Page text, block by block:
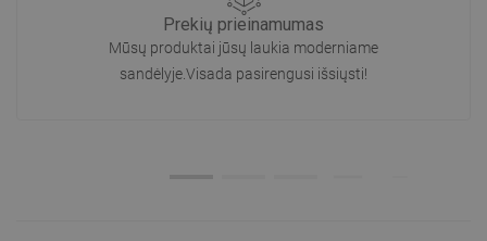
Prekių prieinamumas
Mūsų produktai jūsų laukia moderniame
sandėlyje.Visada pasirengusi išsiųsti!